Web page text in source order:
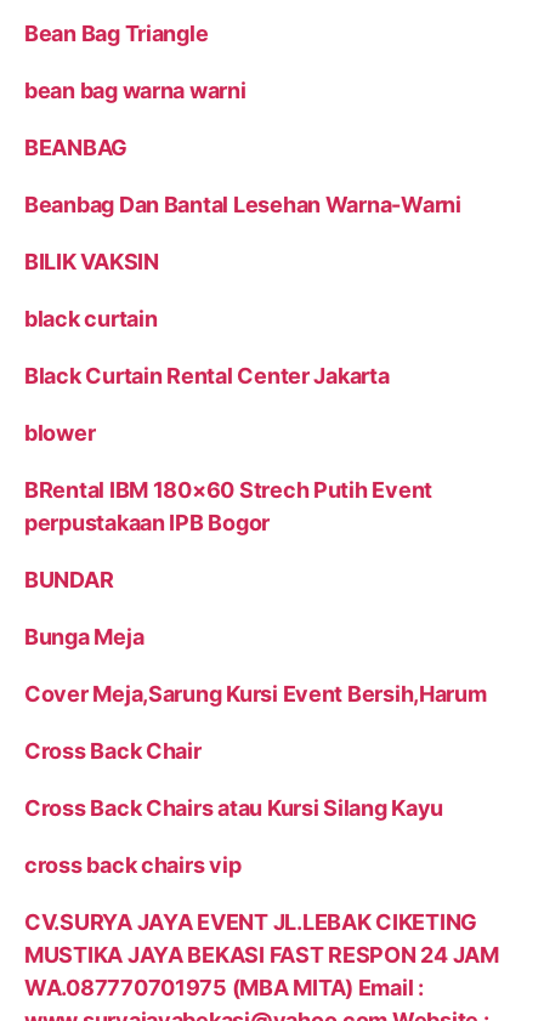
Bean Bag Triangle
bean bag warna warni
BEANBAG
Beanbag Dan Bantal Lesehan Warna-Warni
BILIK VAKSIN
black curtain
Black Curtain Rental Center Jakarta
blower
BRental IBM 180×60 Strech Putih Event
perpustakaan IPB Bogor
BUNDAR
Bunga Meja
Cover Meja,Sarung Kursi Event Bersih,Harum
Cross Back Chair
Cross Back Chairs atau Kursi Silang Kayu
cross back chairs vip
CV.SURYA JAYA EVENT JL.LEBAK CIKETING
MUSTIKA JAYA BEKASI FAST RESPON 24 JAM
WA.087770701975 (MBA MITA) Email :